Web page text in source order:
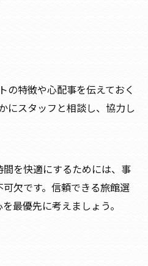
の特徴や心配事を伝えておく
にスタッフと相談し、協力し
を快適にするためには、事
欠です。信頼できる旅館選
最優先に考えましょう。